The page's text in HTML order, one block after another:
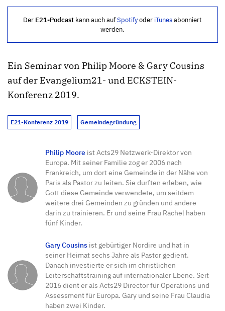
Der E21-Podcast kann auch aufSpotifyoder iTunesabonniert
werden.
Ein Seminar von Philip Moore & Gary Cousins
auf der Evangelium21- und ECKSTEIN-
Konferenz 2019.
E21-Konferenz 2019 Gemeindegründung
Philip Moore ist Acts29 Netzwerk-Direktor von
Europa. Mit seiner Familie zog er 2006 nach
Frankreich, um dort eine Gemeinde in der Nähe von
Paris als Pastor zu leiten. Sie durften erleben, wie
Gott diese Gemeinde verwendete, um seitdem
weitere drei Gemeinden zu gründen und andere
darin zu trainieren. Er und seine Frau Rachel haben
fünf Kinder.
Gary Cousins ist gebürtiger Nordire und hat in
seiner Heimat sechs Jahre als Pastor gedient.
Danach investierte er sich im christlichen
Leiterschaftstraining auf internationaler Ebene. Seit
2016 dient er als Acts29 Director für Operations und
Assessment für Europa. Gary und seine Frau Claudia
haben zwei Kinder.